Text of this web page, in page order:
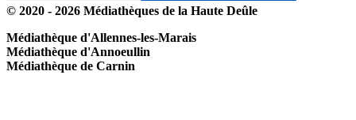
© 2020 - 2026 Médiathèques de la Haute Deûle
Médiathèque d'Allennes-les-Marais
Médiathèque d'Annoeullin
Médiathèque de Carnin